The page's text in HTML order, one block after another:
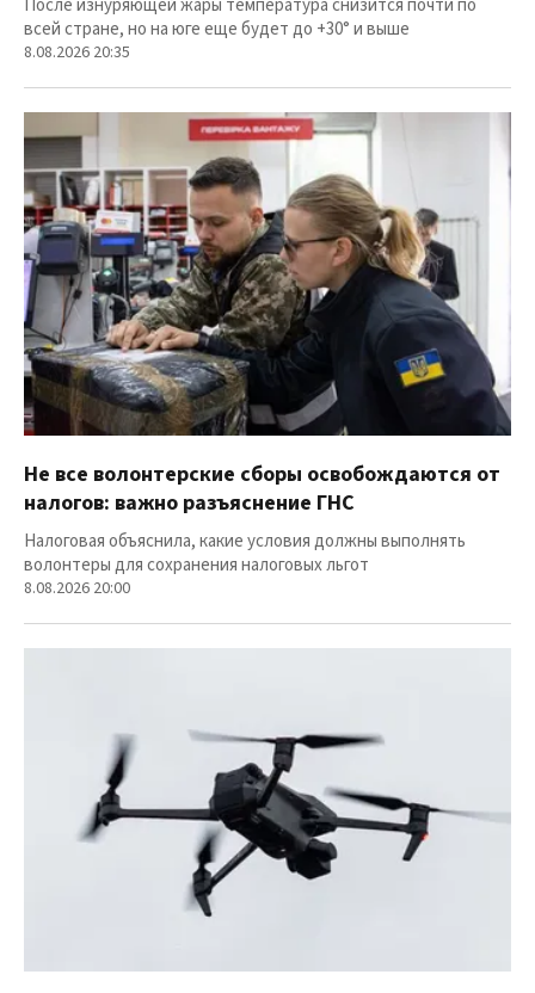
После изнуряющей жары температура снизится почти по
всей стране, но на юге еще будет до +30° и выше
8.08.2026 20:35
Не все волонтерские сборы освобождаются от
налогов: важно разъяснение ГНС
Налоговая объяснила, какие условия должны выполнять
волонтеры для сохранения налоговых льгот
8.08.2026 20:00